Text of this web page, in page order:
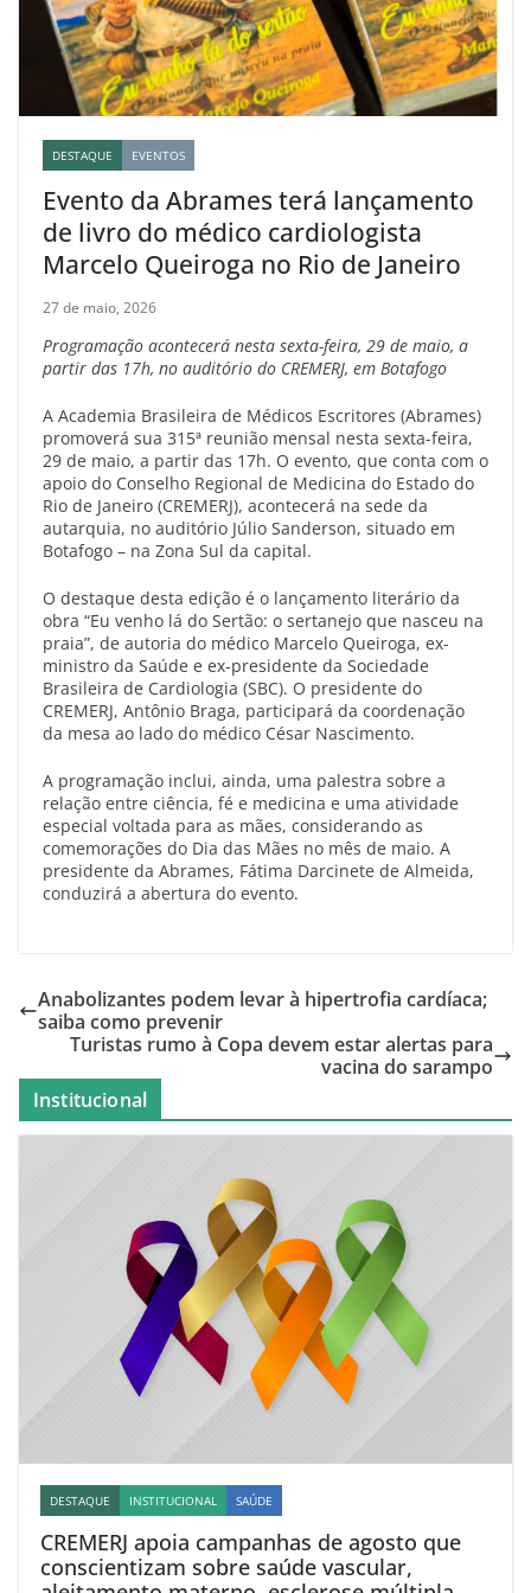
DESTAQUE EVENTOS
Evento da Abrames terá lançamento
de livro do médico cardiologista
Marcelo Queiroga no Rio de Janeiro
27 de maio, 2026
Programação acontecerá nesta sexta-feira, 29 de maio, a
partir das 17h, no auditório do CREMERJ, em Botafogo
A Academia Brasileira de Médicos Escritores (Abrames)
promoverá sua 315ª reunião mensal nesta sexta-feira,
29 de maio, a partir das 17h. O evento, que conta com o
apoio do Conselho Regional de Medicina do Estado do
Rio de Janeiro (CREMERJ), acontecerá na sede da
autarquia, no auditório Júlio Sanderson, situado em
Botafogo – na Zona Sul da capital.
O destaque desta edição é o lançamento literário da
obra “Eu venho lá do Sertão: o sertanejo que nasceu na
praia”, de autoria do médico Marcelo Queiroga, ex-
ministro da Saúde e ex-presidente da Sociedade
Brasileira de Cardiologia (SBC). O presidente do
CREMERJ, Antônio Braga, participará da coordenação
da mesa ao lado do médico César Nascimento.
A programação inclui, ainda, uma palestra sobre a
relação entre ciência, fé e medicina e uma atividade
especial voltada para as mães, considerando as
comemorações do Dia das Mães no mês de maio. A
presidente da Abrames, Fátima Darcinete de Almeida,
conduzirá a abertura do evento.
Anabolizantes podem levar à hipertrofia cardíaca;
saiba como prevenir
Turistas rumo à Copa devem estar alertas para
vacina do sarampo
Institucional
DESTAQUE INSTITUCIONAL SAÚDE
CREMERJ apoia campanhas de agosto que
conscientizam sobre saúde vascular,